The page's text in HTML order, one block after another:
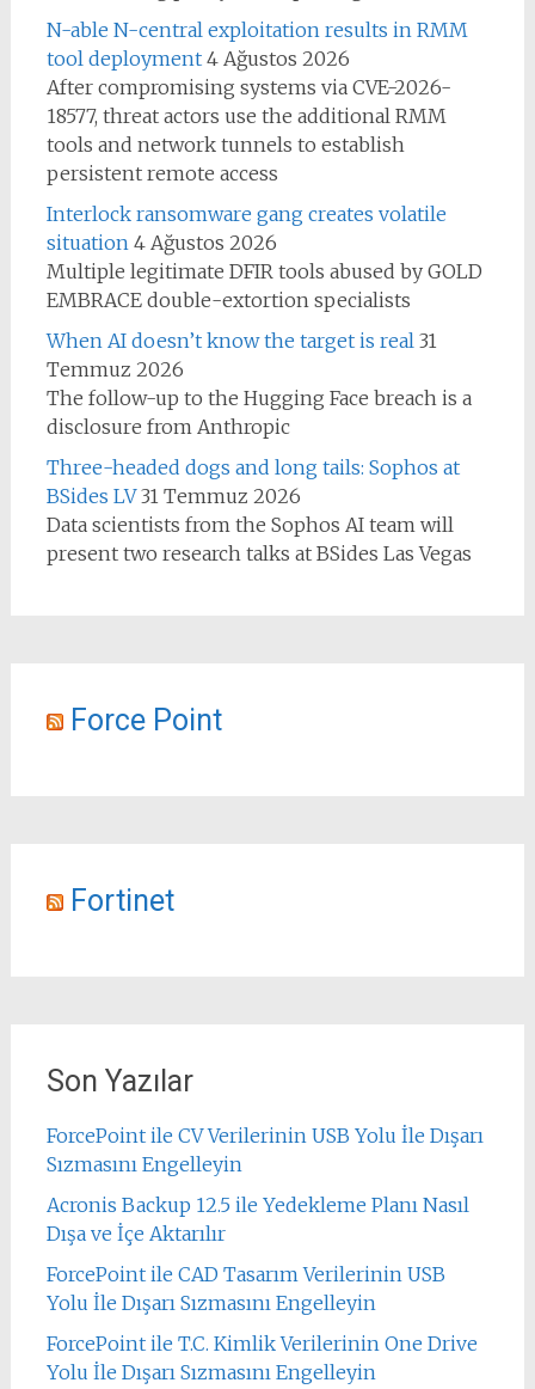
N-able N-central exploitation results in RMM
tool deployment 4 Ağustos 2026
After compromising systems via CVE-2026-
18577, threat actors use the additional RMM
tools and network tunnels to establish
persistent remote access
Interlock ransomware gang creates volatile
situation 4 Ağustos 2026
Multiple legitimate DFIR tools abused by GOLD
EMBRACE double-extortion specialists
When AI doesn’t know the target is real 31
Temmuz 2026
The follow-up to the Hugging Face breach is a
disclosure from Anthropic
Three-headed dogs and long tails: Sophos at
BSides LV 31 Temmuz 2026
Data scientists from the Sophos AI team will
present two research talks at BSides Las Vegas
Force Point
Fortinet
Son Yazılar
ForcePoint ile CV Verilerinin USB Yolu İle Dışarı
Sızmasını Engelleyin
Acronis Backup 12.5 ile Yedekleme Planı Nasıl
Dışa ve İçe Aktarılır
ForcePoint ile CAD Tasarım Verilerinin USB
Yolu İle Dışarı Sızmasını Engelleyin
ForcePoint ile T.C. Kimlik Verilerinin One Drive
Yolu İle Dışarı Sızmasını Engelleyin